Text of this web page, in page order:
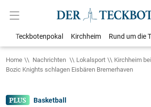
Teckbotenpokal Kirchheim Rund um die
Home Nachrichten Lokalsport
Kirchheim
Bozic Knights schlagen Eisbären Bremerhaven
Basketball